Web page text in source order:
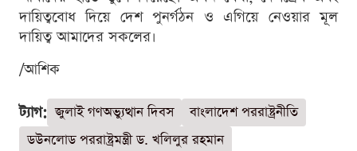
দায়িত্ববোধ দিয়ে দেশ পুনর্গঠন ও এগিয়ে নেওয়ার মূল
দায়িত্ব আমাদের সকলের।
/আশিক
ট্যাগ: জুলাই গণঅভ্যুত্থান দিবস
বাংলাদেশ পররাষ্ট্রনীতি
ডউনলোড পররাষ্ট্রমন্ত্রী ড. খলিলুর রহমান